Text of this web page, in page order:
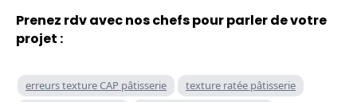
Prenez rdv avec nos chefs pour parler de votre
projet :
erreurs texture CAP pâtisserie
texture ratée pâtisserie